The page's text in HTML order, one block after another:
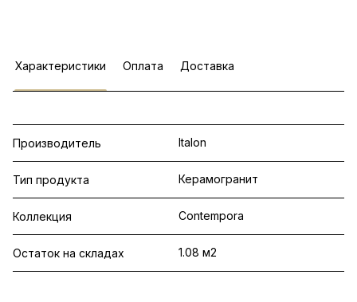
Характеристики Оплата Доставка
Производитель Italon
Тип продукта Керамогранит
Коллекция Contempora
Остаток на складах 1.08 м2